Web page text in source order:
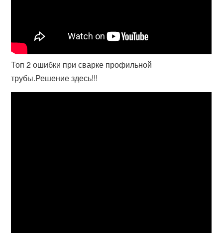
Топ 2 ошибки при сварке профильной
трубы.Решение здесь!!!